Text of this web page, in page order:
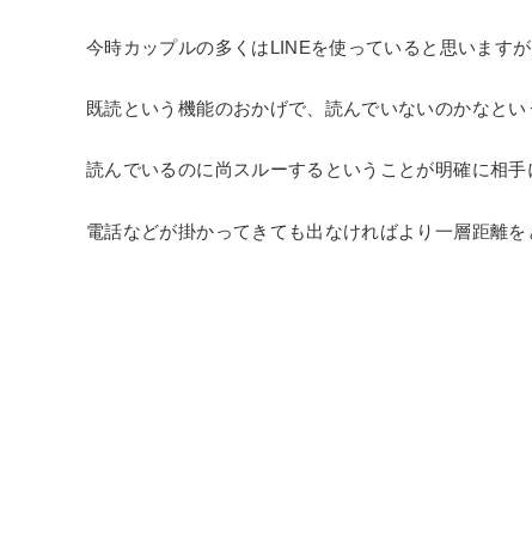
今時カップルの多くはLINEを使っていると思います
既読という機能のおかげで、読んでいないのかなとい
読んでいるのに尚スルーするということが明確に相手
電話などが掛かってきても出なければより一層距離を